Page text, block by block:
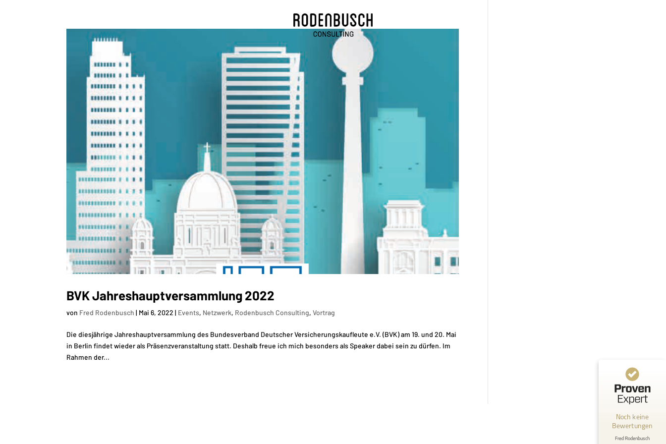
BVK Jahreshauptversammlung 2022
von Fred Rodenbusch | Mai 6, 2022 | Events, Netzwerk, Rodenbusch Consulting,Vortrag
Die diesjährige Jahreshauptversammlung des Bundesverband Deutscher Versicherungskaufleute e.V. (BVK) am 19. und 20. Mai
in Berlin findet wieder als Präsenzveranstaltung statt. Deshalb freue ich mich besonders als Speaker dabei sein zu dürfen. Im
Rahmen der...
Noch keine
Bewertungen
Fred Rodenbusch
Kundenbewertungen und Erfahrungen zu